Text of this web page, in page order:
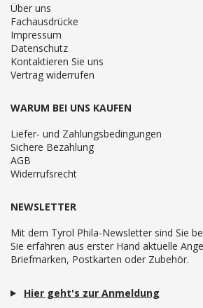
Über uns
Fachausdrücke
Impressum
Datenschutz
Kontaktieren Sie uns
Vertrag widerrufen
WARUM BEI UNS KAUFEN
Liefer- und Zahlungsbedingungen
Sichere Bezahlung
AGB
Widerrufsrecht
NEWSLETTER
Mit dem Tyrol Phila-Newsletter sind Sie
Sie erfahren aus erster Hand aktuelle
Briefmarken, Postkarten oder Zubehör.
Hier geht's zur Anmeldung